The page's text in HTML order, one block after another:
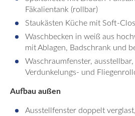
Fäkalientank (rollbar)
Staukästen Küche mit Soft-
Waschbecken in weiß aus
mit Ablagen, Badschrank und
Waschraumfenster,
Verdunkelungs- und
Aufbau außen
Ausstellfenster doppelt